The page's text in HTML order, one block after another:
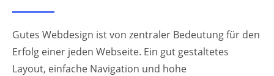
Gutes Webdesign ist von zentraler Bedeutung für den
Erfolg einer jeden Webseite. Ein gut gestaltetes
Layout, einfache Navigation und hohe